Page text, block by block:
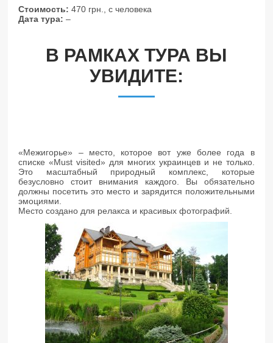
Стоимость: 470 грн., с человека
Дата тура: –
В РАМКАХ ТУРА ВЫ
УВИДИТЕ:
«Межигорье» – место, которое вот уже более года в
списке «Must visited» для многих украинцев и не только.
Это масштабный природный комплекс, которые
безусловно стоит внимания каждого. Вы обязательно
должны посетить это место и зарядится положительными
эмоциями.
Место создано для релакса и красивых фотографий.